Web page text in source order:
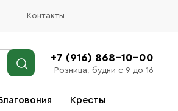
Контакты
+7 (916) 868-10-00
Розница, будни с 9 до 16
Кресты